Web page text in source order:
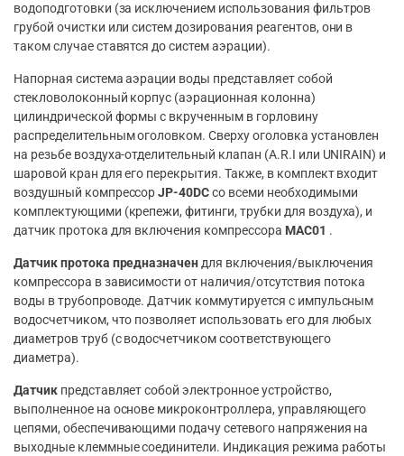
водоподготовки (за исключением использования фильтров
грубой очистки или систем дозирования реагентов, они в
таком случае ставятся до систем аэрации).
Напорная система аэрации воды представляет собой
стекловолоконный корпус (аэрационная колонна)
цилиндрической формы с вкрученным в горловину
распределительным оголовком. Сверху оголовка установлен
на резьбе воздуха-отделительный клапан (A.R.I или UNIRAIN) и
шаровой кран для его перекрытия. Также, в комплект входит
воздушный компрессорJP-40DCсо всеми необходимыми
комплектующими (крепежи, фитинги, трубки для воздуха), и
датчик протока для включения компрессора MAC01 .
Датчик протока предназначендля включения/выключения
компрессора в зависимости от наличия/отсутствия потока
воды в трубопроводе. Датчик коммутируется с импульсным
водосчетчиком, что позволяет использовать его для любых
диаметров труб (с водосчетчиком соответствующего
диаметра).
Датчикпредставляет собой электронное устройство,
выполненное на основе микроконтроллера, управляющего
цепями, обеспечивающими подачу сетевого напряжения на
выходные клеммные соединители. Индикация режима работы